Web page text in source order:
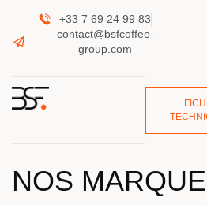
+33 7 69 24 99 83
contact@bsfcoffee-
group.com
NOS